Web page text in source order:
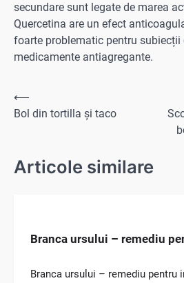
secundare sunt legate de marea
Quercetina are un efect
foarte problematic pentru subiecții
medicamente antiagregante.
Navigare
în
⟵
Bol din tortilla și taco
Articole similare
Branca ursului – remediu
Branca ursului – remediu pentru